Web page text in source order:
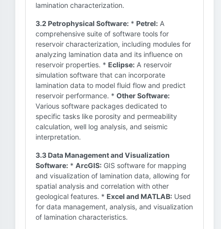
lamination characterization.
3.2 Petrophysical Software: * Petrel: A
comprehensive suite of software tools for
reservoir characterization, including modules for
analyzing lamination data and its influence on
reservoir properties. * Eclipse: A reservoir
simulation software that can incorporate
lamination data to model fluid flow and predict
reservoir performance. * Other Software:
Various software packages dedicated to
specific tasks like porosity and permeability
calculation, well log analysis, and seismic
interpretation.
3.3 Data Management and Visualization
Software: * ArcGIS: GIS software for mapping
and visualization of lamination data, allowing for
spatial analysis and correlation with other
geological features. * Excel and MATLAB: Used
for data management, analysis, and visualization
of lamination characteristics.